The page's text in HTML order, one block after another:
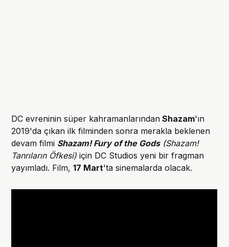
DC evreninin süper kahramanlarından Shazam'ın
2019'da çıkan ilk filminden sonra merakla beklenen
devam filmi Shazam! Fury of the Gods(Shazam!
Tanrıların Öfkesi) için DC Studios yeni bir fragman
yayımladı. Film,17 Mart'ta sinemalarda olacak.